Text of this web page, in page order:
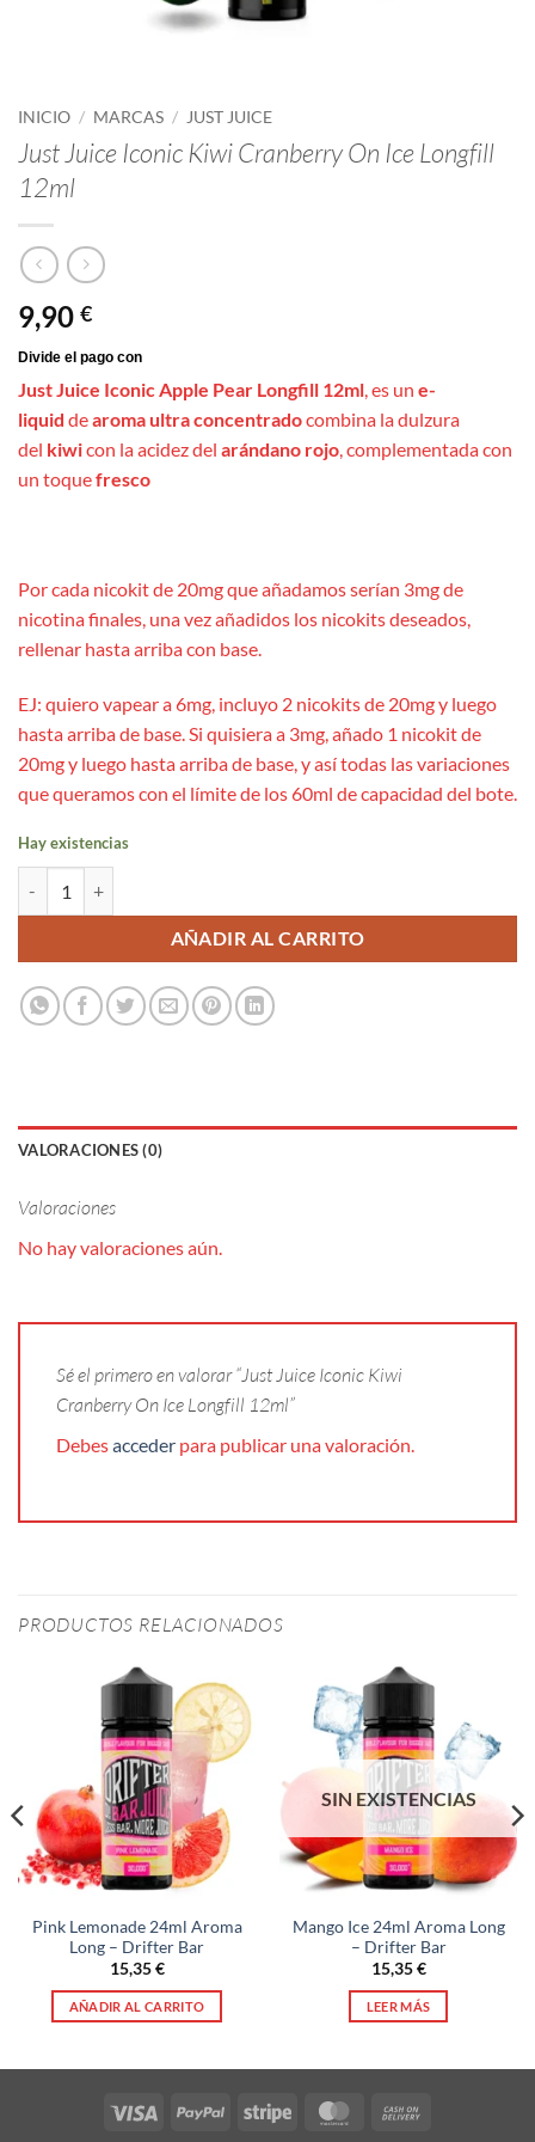
INICIO / MARCAS / JUST JUICE
Just Juice Iconic Kiwi Cranberry On Ice Longfill
12ml
9,90 €
Just Juice Iconic Apple Pear Longfill 12ml, es un e-
liquid dearoma ultra concentradocombina la dulzura
del kiwicon la acidez del arándano rojo, complementada con
un toquefresco
Por cada nicokit de 20mg que añadamos serían 3mg de
nicotina finales, una vez añadidos los nicokits deseados,
rellenar hasta arriba con base.
EJ: quiero vapear a 6mg, incluyo 2 nicokits de 20mg y luego
hasta arriba de base. Si quisiera a 3mg, añado 1 nicokit de
20mg y luego hasta arriba de base, y así todas las variaciones
que queramos con el límite de los 60ml de capacidad del bote.
Hay existencias
AÑADIR AL CARRITO
VALORACIONES (0)
Valoraciones
No hay valoraciones aún.
Sé el primero en valorar “Just Juice Iconic Kiwi
Cranberry On Ice Longfill 12ml”
Debesacceder para publicar una valoración.
PRODUCTOS RELACIONADOS
Pink Lemonade 24ml Aroma
Long – Drifter Bar
15,35€
AÑADIR AL CARRITO
SIN EXISTENCIAS
Mango Ice 24ml Aroma Long
– Drifter Bar
15,35€
LEER MÁS
Visa PayPal Stripe MasterCard